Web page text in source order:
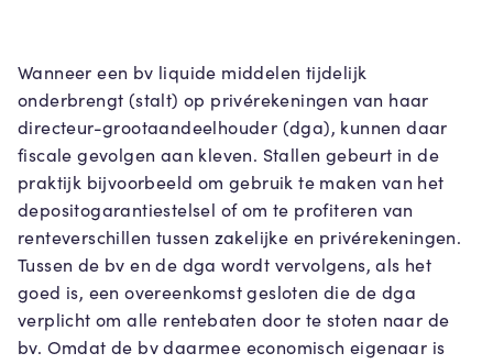
Wanneer een bv liquide middelen tijdelijk
onderbrengt (stalt) op privérekeningen van haar
directeur-grootaandeelhouder (dga), kunnen daar
fiscale gevolgen aan kleven. Stallen gebeurt in de
praktijk bijvoorbeeld om gebruik te maken van het
depositogarantiestelsel of om te profiteren van
renteverschillen tussen zakelijke en privérekeningen.
Tussen de bv en de dga wordt vervolgens, als het
goed is, een overeenkomst gesloten die de dga
verplicht om alle rentebaten door te stoten naar de
bv. Omdat de bv daarmee economisch eigenaar is